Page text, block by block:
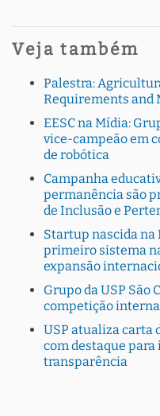
Veja também
Palestra:
Requirements
EESC na Mídia:
vice-campeão em
de robótica
Campanha
permanência são
de Inclusão e
Startup nascida na
primeiro sistema
expansão
Grupo da USP São
competição
USP atualiza carta
com destaque para
transparência